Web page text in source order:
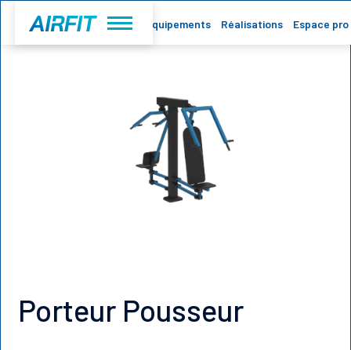
Accueil Equipements Réalisations Espace pro
Porteur Pousseur